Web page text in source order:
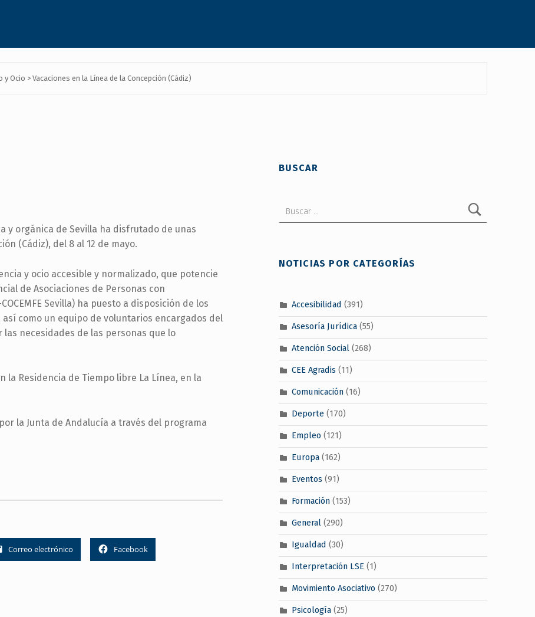
y Ocio >Vacaciones en la Línea de la Concepción (Cádiz)
y orgánica de Sevilla ha disfrutado de unas
(Cádiz), del 8 al 12 de mayo.
y ocio accesible y normalizado, que potencie
de Asociaciones de Personas con
Sevilla) ha puesto a disposición de los
como un equipo de voluntarios encargados del
necesidades de las personas que lo
la Residencia de Tiempo libre La Línea, en la
la Junta de Andalucía a través del programa
Correo electrónico Facebook
BUSCAR
NOTICIAS POR CATEGORÍAS
Accesibilidad (391)
Asesoría Jurídica(55)
Atención Social(268)
CEE Agradis (11)
Comunicación(16)
Deporte(170)
Empleo (121)
Europa(162)
Eventos (91)
Formación(153)
General(290)
Igualdad (30)
Interpretación LSE(1)
Movimiento Asociativo (270)
Psicología(25)